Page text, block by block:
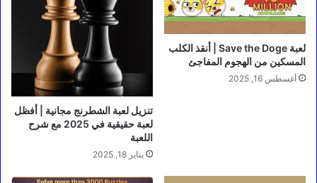
لعبة Save the Doge | أنقذ الكلب
المسكين من الهجوم المفاجئ
أغسطس 16, 2025
تنزيل لعبة الشطرنج مجانية | أفظل
لعبة حقيقية في 2025 مع شرح
اللعبة
يناير 18, 2025